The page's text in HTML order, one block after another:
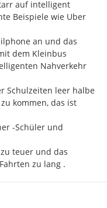
auf intelligent
Beispiele wie Uber
an und das
dem Kleinbus
Nahverkehr
Schulzeiten leer halbe
kommen, das ist
-Schüler und
teuer und das
zu lang .